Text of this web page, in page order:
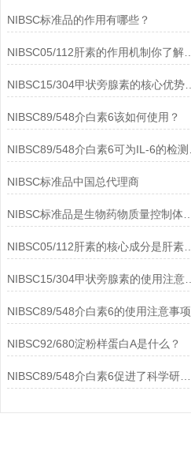
NIBSC标准品的作用有哪些？
NIBSC05/112肝素的作用机制你了解多少？
NIBSC15/304甲状旁腺素的核心优势有哪些？
NIBSC89/548介白素6该如何使用？
NIBSC标准品中国总代理商
NIBSC标准品是生物药物质量控制体系中的基础工具
NIBSC05/112肝素的核心成分是肝素钠(Heparin Sodium)
NIBSC15/304甲状旁腺素的使用注意事项
NIBSC89/548介白素6的使用注意事项
NIBSC92/680淀粉样蛋白A是什么？
NIBSC89/548介白素6促进了科学研究的进步